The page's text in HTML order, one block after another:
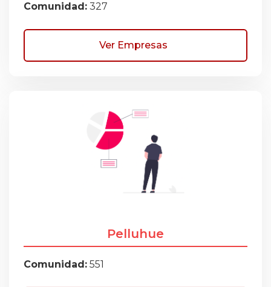
Comunidad: 327
Ver Empresas
Pelluhue
Comunidad: 551